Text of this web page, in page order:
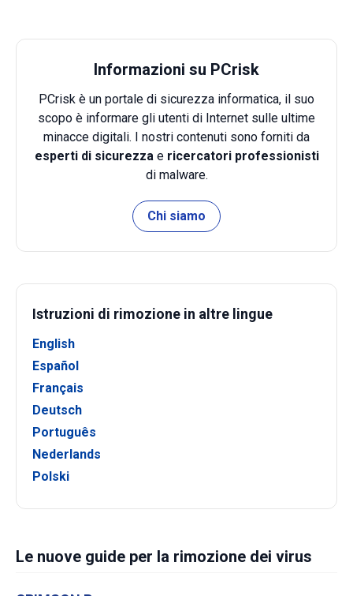
Informazioni su PCrisk
PCrisk è un portale di sicurezza informatica, il suo
scopo è informare gli utenti di Internet sulle ultime
minacce digitali. I nostri contenuti sono forniti da
esperti di sicurezza e ricercatori professionisti
di malware.
Chi siamo
Istruzioni di rimozione in altre lingue
English
Español
Français
Deutsch
Português
Nederlands
Polski
Le nuove guide per la rimozione dei virus